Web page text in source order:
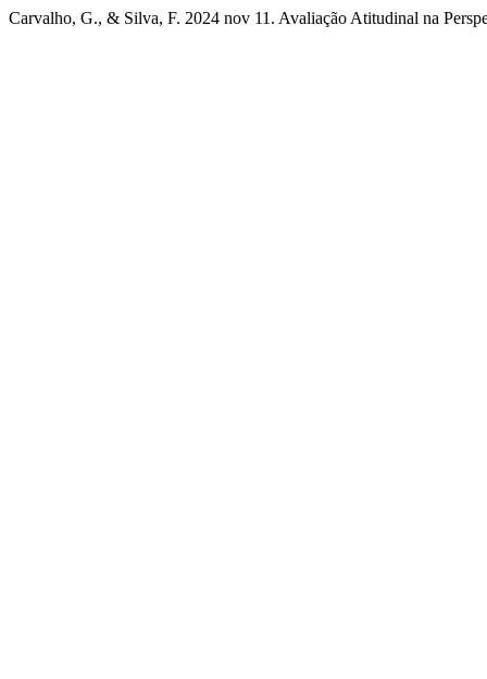
Carvalho, G., & Silva, F. 2024 nov 11. Avaliação Atitudinal na